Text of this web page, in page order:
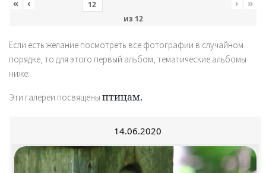
«
‹
из 12
› »
Если есть желание посмотреть все фотографии в случайном
порядке, то для этого первый альбом, тематические альбомы
ниже:
Эти галереи посвящены птицам.
14.06.2020